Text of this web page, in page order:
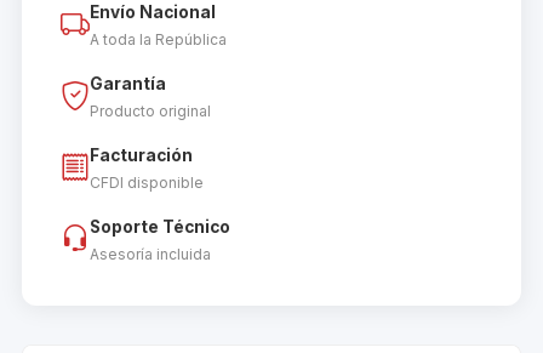
Envío Nacional
A toda la República
Garantía
Producto original
Facturación
CFDI disponible
Soporte Técnico
Asesoría incluida